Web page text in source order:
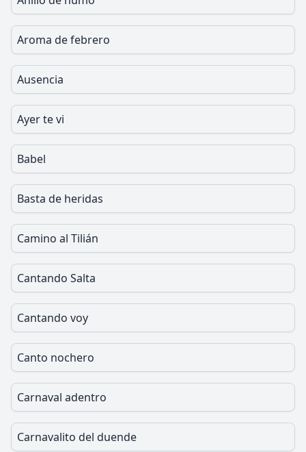
Aroma de febrero
Ausencia
Ayer te vi
Babel
Basta de heridas
Camino al Tilián
Cantando Salta
Cantando voy
Canto nochero
Carnaval adentro
Carnavalito del duende